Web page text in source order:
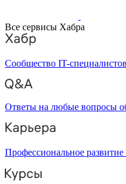
Все сервисы Хабра
Сообщество IT-специалистов
Ответы на любые вопросы
Профессиональное